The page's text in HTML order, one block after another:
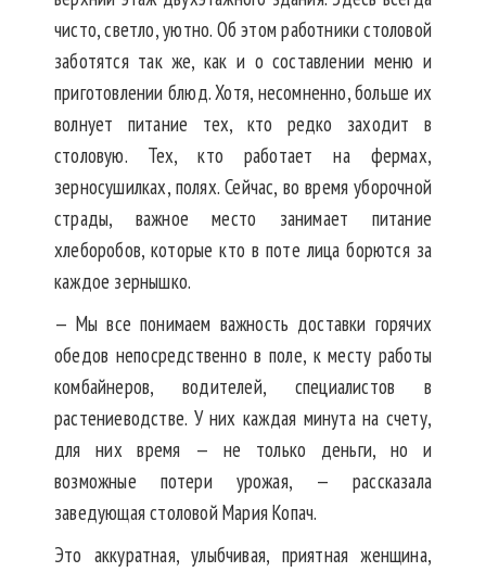
чисто, светло, уютно. Об этом работники столовой
заботятся так же, как и о составлении меню и
приготовлении блюд. Хотя, несомненно, больше их
волнует питание тех, кто редко заходит в
столовую. Тех, кто работает на фермах,
зерносушилках, полях. Сейчас, во время уборочной
страды, важное место занимает питание
хлеборобов, которые кто в поте лица борются за
каждое зернышко.
— Мы все понимаем важность доставки горячих
обедов непосредственно в поле, к месту работы
комбайнеров, водителей, специалистов в
растениеводстве. У них каждая минута на счету,
для них время — не только деньги, но и
возможные потери урожая, — рассказала
заведующая столовой Мария Копач.
Это аккуратная, улыбчивая, приятная женщина,